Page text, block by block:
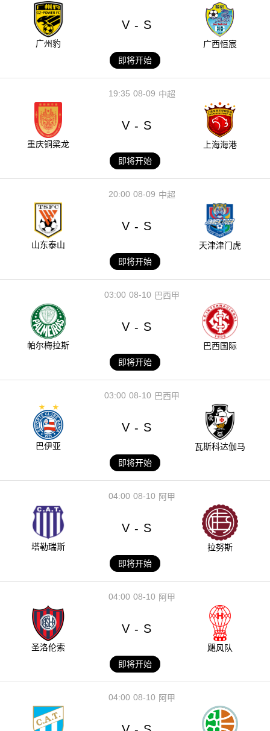
广州豹
V - S
广西恒宸
即将开始
08-09
19:35 中超
重庆铜梁龙
V - S
上海海港
即将开始
08-09
20:00 中超
山东泰山
V - S
天津津门虎
即将开始
08-10
03:00 巴西甲
帕尔梅拉斯
V - S
巴西国际
即将开始
08-10
03:00 巴西甲
巴伊亚
V - S
瓦斯科达伽马
即将开始
08-10
04:00 阿甲
塔勒瑞斯
V - S
拉努斯
即将开始
08-10
04:00 阿甲
圣洛伦索
V - S
飓风队
即将开始
08-10
04:00 阿甲